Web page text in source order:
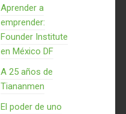
Aprender a
emprender:
Founder Institute
en México DF
A 25 años de
Tiananmen
El poder de uno